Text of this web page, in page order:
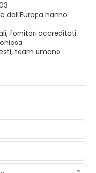
dall’Europa hanno
fornitori accreditati
team umano